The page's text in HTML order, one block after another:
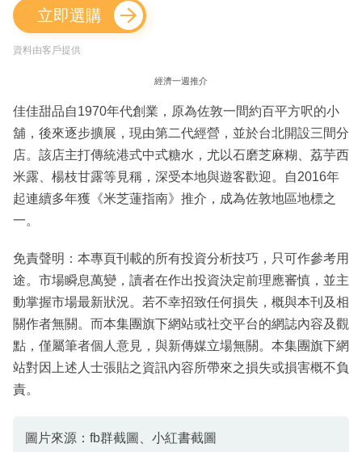
立即選購
資料由客戶提供
經濟一週推介
佳佳甜品自1970年代創業，原為佐敦一間約百平方呎的小
舖，後來逐步擴展，現由第二代經營，並於台北開設三間分
店。該店主打傳統港式中式糖水，尤以石磨芝麻糊、荔芋西
米露、楊枝甘露等見稱，深受本地與遊客歡迎。自2016年
起連續多年獲《米芝蓮指南》推介，成為佐敦地區地標之
一。
免責聲明：本專頁刊載的所有投資分析技巧，只可作參考用
途。市場瞬息萬變，讀者在作出投資決定前理應審慎，並主
動掌握市場最新狀況。若不幸招致任何損失，概與本刊及相
關作者無關。而本集團旗下網站或社交平台的網誌內容及觀
點，僅屬筆者個人意見，與新傳媒立場無關。本集團旗下網
站對因上述人士張貼之資訊內容所帶來之損失或損害概不負
責。
圖片來源：fb群截圖、小紅書截圖